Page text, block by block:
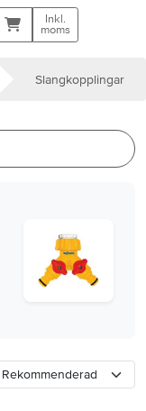
Kundvagn
Inkl.
moms
Slangkopplingar